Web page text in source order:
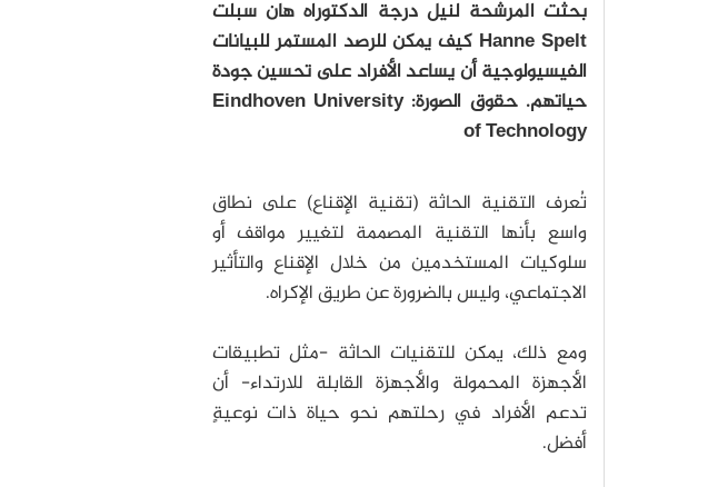
بحثت المرشحة لنيل درجة الدكتوراه هان سبلت
Hanne Spelt كيف يمكن للرصد المستمر للبيانات
الفيسيولوجية أن يساعد الأفراد على تحسين جودة
حياتهم. حقوق الصورة: Eindhoven University
of Technology
تُعرف التقنية الحاثة (تقنية الإقناع) على نطاق
واسع بأنها التقنية المصممة لتغيير مواقف أو
سلوكيات المستخدمين من خلال الإقناع والتأثير
الاجتماعي، وليس بالضرورة عن طريق الإكراه.
ومع ذلك، يمكن للتقنيات الحاثة -مثل تطبيقات
الأجهزة المحمولة والأجهزة القابلة للارتداء- أن
تدعم الأفراد في رحلتهم نحو حياة ذات نوعيةٍ
أفضل.